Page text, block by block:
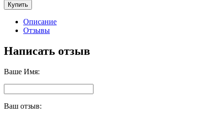
Купить
Описание
Отзывы
Написать отзыв
Ваше Имя:
Ваш отзыв: